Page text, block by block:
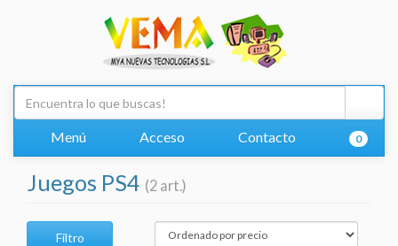
Menú Acceso Contacto 0
Juegos PS4 (2 art.)
Filtro